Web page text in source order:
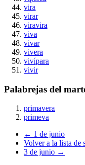
vira
virar
viravira
viva
vivar
vivera
vivípara
vivir
Palabrejas del
primavera
primeva
← 1 de junio
Volver a la lista de
3 de junio →